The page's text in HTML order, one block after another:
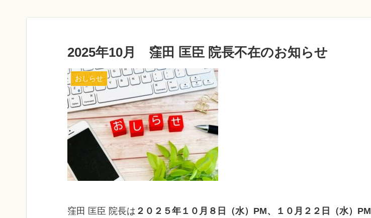
2025年10月 窪田 匡臣 院長不在のお知らせ
おしらせ
窪田 匡臣 院長は ２０２５年１０月８日（水）PM、１０月２２日（水）PM